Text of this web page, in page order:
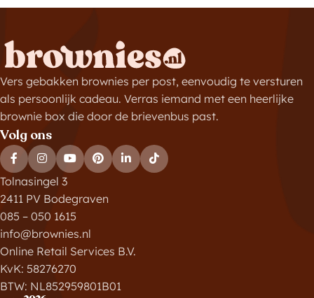
Vers gebakken brownies per post, eenvoudig te versturen
als persoonlijk cadeau. Verras iemand met een heerlijke
brownie box die door de brievenbus past.
Volg ons
Tolnasingel 3
2411 PV Bodegraven
085 – 050 1615
info@brownies.nl
Online Retail Services B.V.
KvK: 58276270
BTW: NL852959801B01